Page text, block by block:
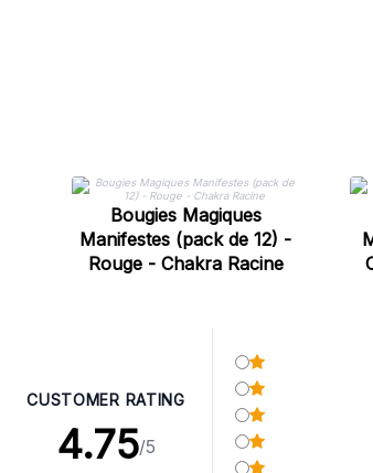
Bougies Magiques
Manifestes (pack de 12) -
Rouge - Chakra Racine
CUSTOMER RATING
4.75/5